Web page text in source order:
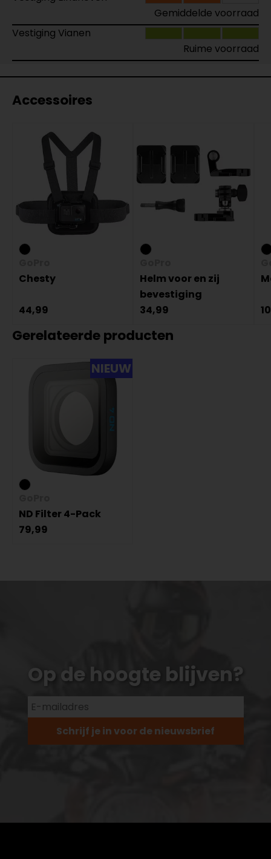
Gemiddelde voorraad
Vestiging Vianen
Ruime voorraad
Accessoires
Chesty
44,99
Helm voor en zij
bevestiging
34,99
Gerelateerde producten
NIEUW
ND Filter 4-Pack
79,99
Op de hoogte blijven?
Schrijf je in voor de nieuwsbrief